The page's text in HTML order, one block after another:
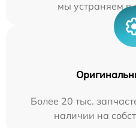
мы устраняем в
Более 20 тыс.
наличии на